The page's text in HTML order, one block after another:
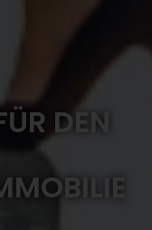
DEN